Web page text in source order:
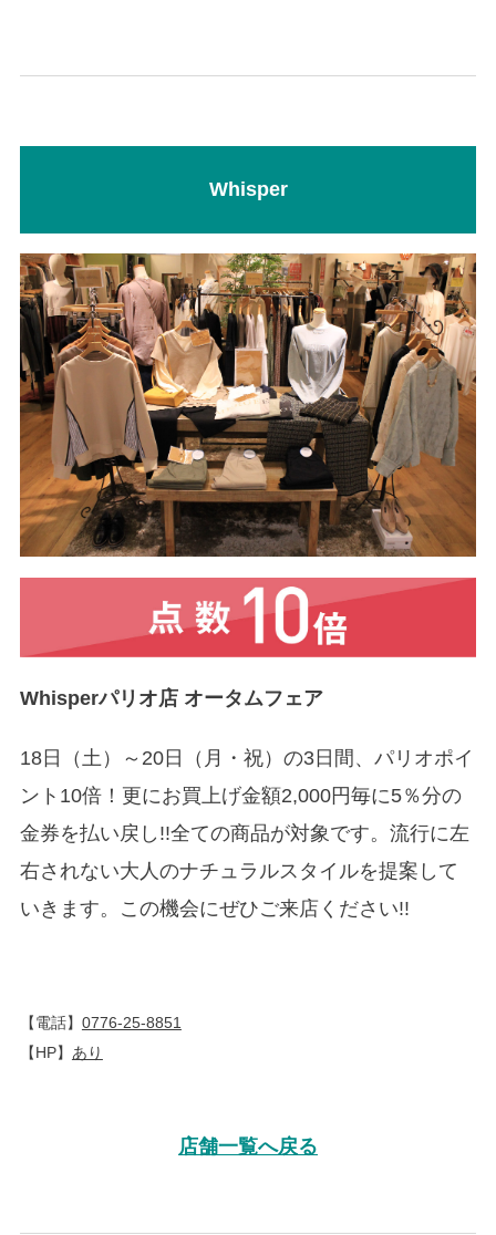
Whisper
Whisperパリオ店 オータムフェア
18日（土）～20日（月・祝）の3日間、パリオポイ
ント10倍！更にお買上げ金額2,000円毎に5％分の
金券を払い戻し!!全ての商品が対象です。流行に左
右されない大人のナチュラルスタイルを提案して
いきます。この機会にぜひご来店ください!!
【電話】 0776-25-8851
【HP】 あり
店舗一覧へ戻る